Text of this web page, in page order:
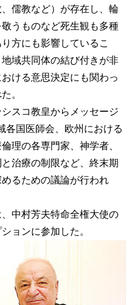
儒教など）が存在し、輪
うものなど死生観も多種
方にも影響しているこ
域共同体の結び付きが非
ける意思決定にも関わっ
。
スコ教皇からメッセージ
各国医師会、欧州における
理の各専門家、神学者、
治療の制限など、終末期
るための議論が行われ
中村芳夫特命全権大使の
ョンに参加した。